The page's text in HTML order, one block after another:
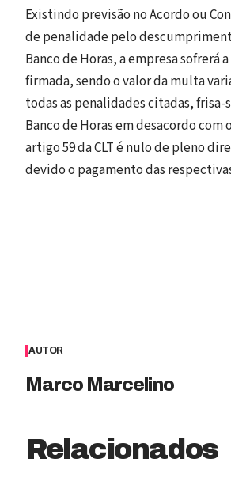
Existindo previsão no Acordo ou
de penalidade pelo
Banco de Horas, a empresa sofrerá
firmada, sendo o valor da multa
todas as penalidades citadas, frisa-
Banco de Horas em desacordo com
artigo 59 da CLT é nulo de pleno
devido o pagamento das
AUTOR
Marco Marcelino
Relacionados